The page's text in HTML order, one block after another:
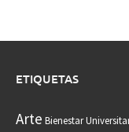
ETIQUETAS
Arte Bienestar